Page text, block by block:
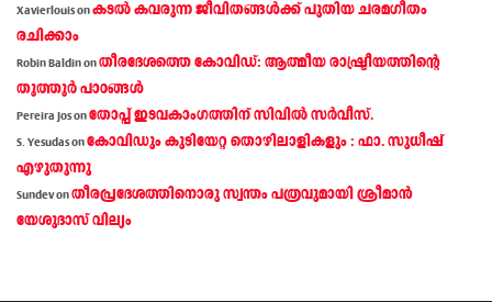
Xavierlouisonകടല്‍ കവരുന്ന ജീവിതങ്ങള്‍ക്ക് പുതിയ ചരമഗീതം
രചിക്കാം
Robin Baldinonതീരദേശത്തെ കോവിഡ്: ആത്മീയ രാഷ്ട്രീയത്തിന്റെ
തൂത്തൂര്‍ പാഠങ്ങൾ
Pereira Josonതോപ്പ് ഇടവകാംഗത്തിന് സിവിൽ സർവീസ്.
S. Yesudasonകോവിഡും കുടിയേറ്റ തൊഴിലാളികളും : ഫാ. സുധീഷ്
എഴുതുന്നു
Sundevonതീരപ്രദേശത്തിനൊരു സ്വന്തം പത്രവുമായി ശ്രീമാന്‍
യേശുദാസ് വില്യം